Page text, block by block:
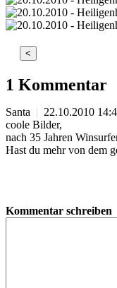
<
1 Kommentar
Santa | 22.10.2010
coole Bilder,
nach 35 Jahren
Hast du mehr von dem
Kommentar schreiben